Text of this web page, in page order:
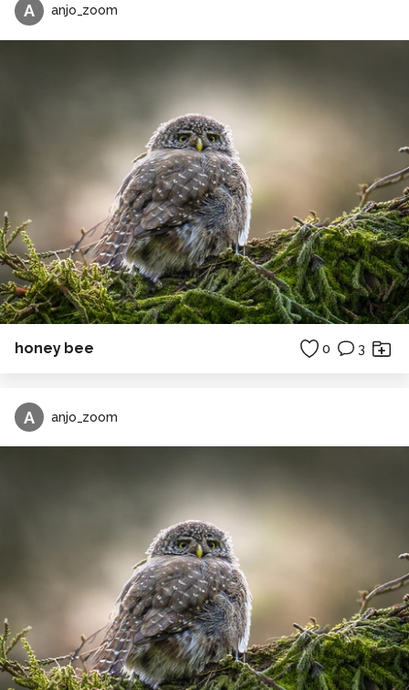
A anjo_zoom
honey bee 0 3
A anjo_zoom